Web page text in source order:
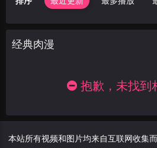
经典肉漫
抱歉，未找到
本站所有视频和图片均来自互联网收集